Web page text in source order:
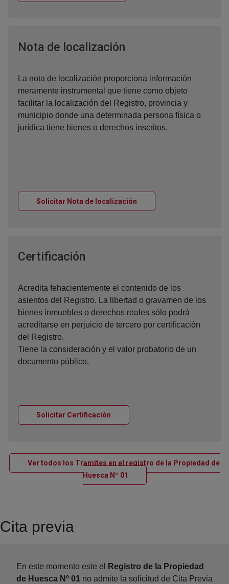
Nota de localización
La nota de localización proporciona información
meramente instrumental que tiene como objeto
facilitar la localización del Registro, provincia y
municipio donde una determinada persona física o
jurídica tiene bienes o derechos inscritos.
Solicitar Nota de localización
Certificación
Acredita fehacientemente el contenido de los
asientos del Registro. La libertad o gravamen de los
bienes inmuebles o derechos reales sólo podrá
acreditarse en perjuicio de tercero por certificación
del Registro.
Tiene la consideración y el valor probatorio de un
documento público.
Solicitar Certificación
Ver todos los Tramites en el registro de la Propiedad de
Huesca Nº 01 Ventana nueva
Cita previa
En este momento este el
Registro de la Propiedad
de Huesca Nº 01 no admite la solicitud de Cita Previa